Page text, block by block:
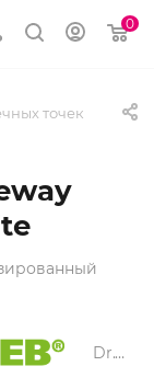
0
точек
Dr.Web